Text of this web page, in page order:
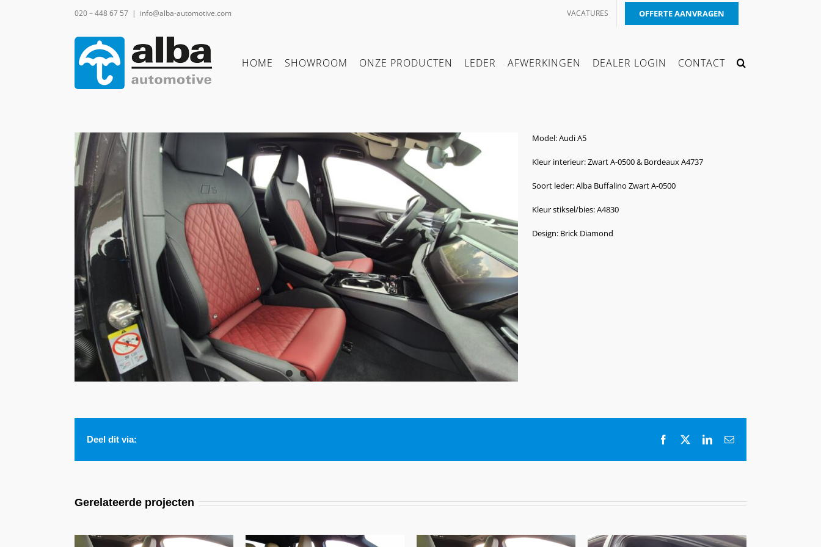
020 – 448 67 57 | info@alba-automotive.com VACATURES OFFERTE AANVRAGEN
HOME SHOWROOM ONZE PRODUCTEN LEDER AFWERKINGEN DEALER LOGIN CONTACT
Model: Audi A5
Kleur interieur: Zwart A-0500 & Bordeaux A4737
Soort leder: Alba Buffalino Zwart A-0500
Kleur stiksel/bies: A4830
Design: Brick Diamond
Deel dit via: Facebook LinkedIn
E-
Gerelateerde projecten